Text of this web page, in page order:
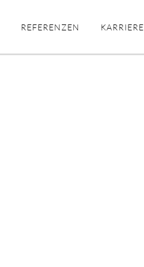
REFERENZEN KARRIERE